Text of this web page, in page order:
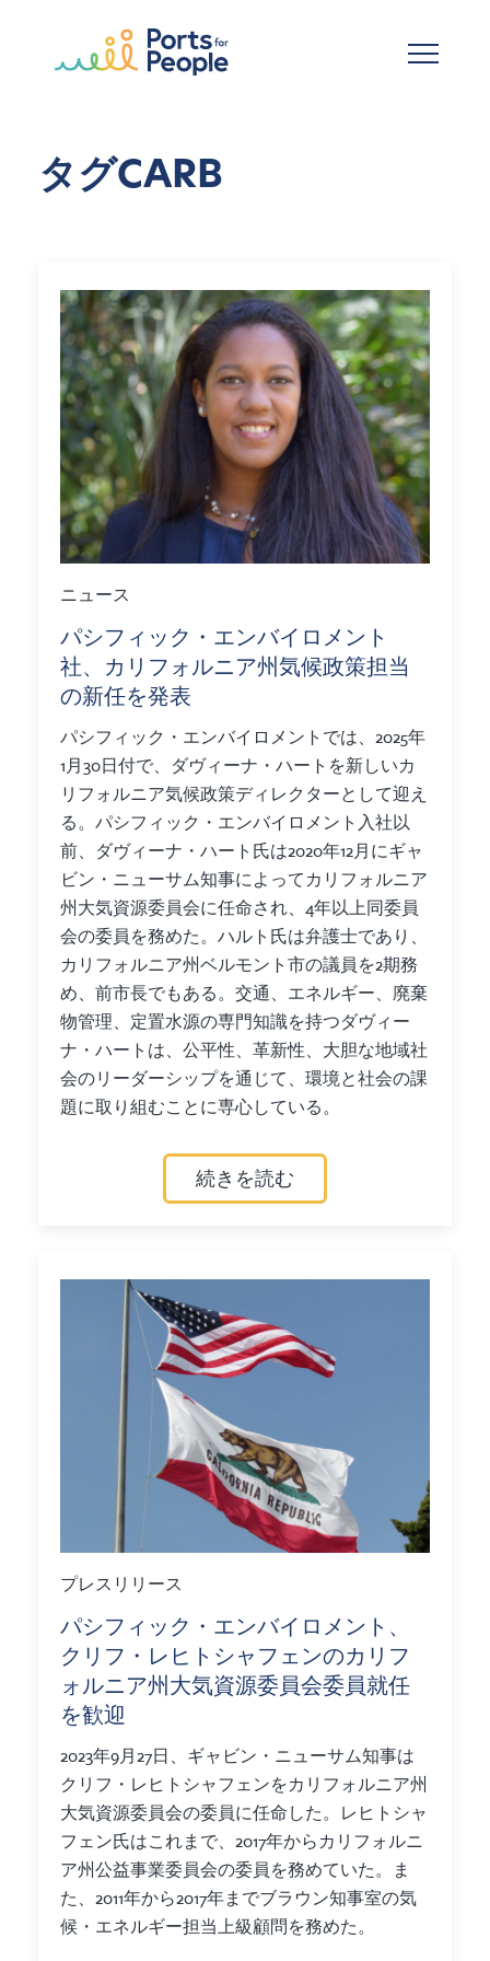
タグCARB
ニュース
パシフィック・エンバイロメント
社、カリフォルニア州気候政策担当
の新任を発表
パシフィック・エンバイロメントでは、2025年
1月30日付で、ダヴィーナ・ハートを新しいカ
リフォルニア気候政策ディレクターとして迎え
る。パシフィック・エンバイロメント入社以
前、ダヴィーナ・ハート氏は2020年12月にギャ
ビン・ニューサム知事によってカリフォルニア
州大気資源委員会に任命され、4年以上同委員
会の委員を務めた。ハルト氏は弁護士であり、
カリフォルニア州ベルモント市の議員を2期務
め、前市長でもある。交通、エネルギー、廃棄
物管理、定置水源の専門知識を持つダヴィー
ナ・ハートは、公平性、革新性、大胆な地域社
会のリーダーシップを通じて、環境と社会の課
題に取り組むことに専心している。
続きを読む
プレスリリース
パシフィック・エンバイロメント、
クリフ・レヒトシャフェンのカリフ
ォルニア州大気資源委員会委員就任
を歓迎
2023年9月27日、ギャビン・ニューサム知事は
クリフ・レヒトシャフェンをカリフォルニア州
大気資源委員会の委員に任命した。レヒトシャ
フェン氏はこれまで、2017年からカリフォルニ
ア州公益事業委員会の委員を務めていた。ま
た、2011年から2017年までブラウン知事室の気
候・エネルギー担当上級顧問を務めた。